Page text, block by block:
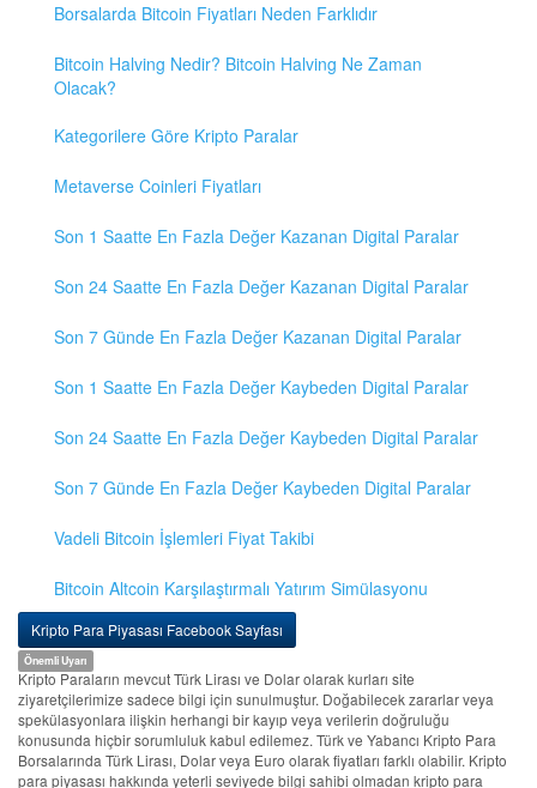
Borsalarda Bitcoin Fiyatları Neden Farklıdır
Bitcoin Halving Nedir? Bitcoin Halving Ne Zaman
Olacak?
Kategorilere Göre Kripto Paralar
Metaverse Coinleri Fiyatları
Son 1 Saatte En Fazla Değer Kazanan Digital Paralar
Son 24 Saatte En Fazla Değer Kazanan Digital Paralar
Son 7 Günde En Fazla Değer Kazanan Digital Paralar
Son 1 Saatte En Fazla Değer Kaybeden Digital Paralar
Son 24 Saatte En Fazla Değer Kaybeden Digital Paralar
Son 7 Günde En Fazla Değer Kaybeden Digital Paralar
Vadeli Bitcoin İşlemleri Fiyat Takibi
Bitcoin Altcoin Karşılaştırmalı Yatırım Simülasyonu
Kripto Para Piyasası Facebook Sayfası
Önemli Uyarı
Kripto Paraların mevcut Türk Lirası ve Dolar olarak kurları site
ziyaretçilerimize sadece bilgi için sunulmuştur. Doğabilecek zararlar veya
spekülasyonlara ilişkin herhangi bir kayıp veya verilerin doğruluğu
konusunda hiçbir sorumluluk kabul edilemez. Türk ve Yabancı Kripto Para
Borsalarında Türk Lirası, Dolar veya Euro olarak fiyatları farklı olabilir. Kripto
para piyasası hakkında yeterli seviyede bilgi sahibi olmadan kripto para